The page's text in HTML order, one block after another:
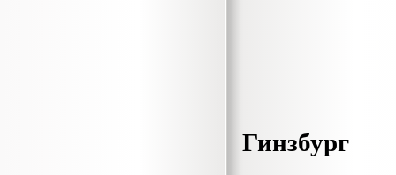
Гинзбург